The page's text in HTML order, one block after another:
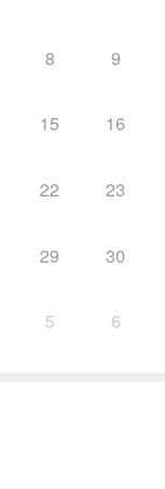
8 9
15 16
22 23
29 30
5 6